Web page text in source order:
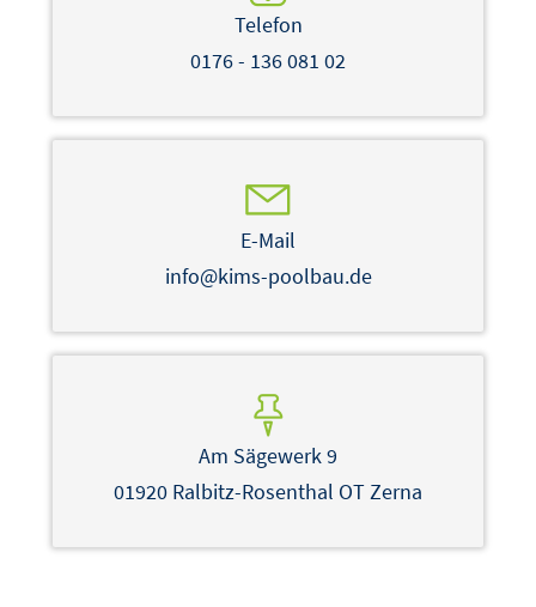
Telefon
0176 - 136 081 02
E-Mail
info@kims-poolbau.de
Am Sägewerk 9
01920 Ralbitz-Rosenthal OT Zerna